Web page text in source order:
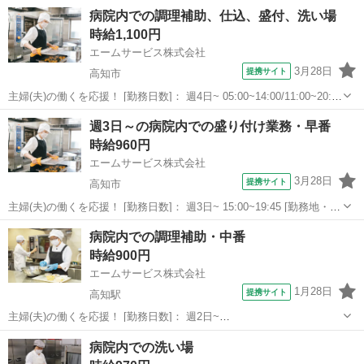
エームサービス株式会社＞ 高知駅徒歩1...
高知 高知市 その他
病院内での調理補助、仕込、盛付、洗い場
時給1,100円
エームサービス株式会社
高知市
提携サイト 3月28日
主婦(夫)の働くを応援！ [勤務日数]： 週4日~ 05:00~14:00/11:00~20:00
[勤務地・最寄駅]： 高知県高知市廿代町2-22 近森リハビリテーション
病院-3366 ＜エームサービス株式会社＞ 高...
高知 高知市 その他
週3日～の病院内での盛り付け業務・早番
時給960円
エームサービス株式会社
高知市
提携サイト 3月28日
主婦(夫)の働くを応援！ [勤務日数]： 週3日~ 15:00~19:45 [勤務地・最
寄駅]： 高知県高知市上町1丁目3-4 国吉病院-4413 ＜エームサービス
株式会社＞ 高知駅自動車10分 [職種名]：病院内で...
高知 高知市 その他
病院内での調理補助・中番
時給900円
エームサービス株式会社
高知駅
提携サイト 1月28日
主婦(夫)の働くを応援！ [勤務日数]： 週2日~
08:30~17:30/08:30~12:30/13:30~18:00 [勤務地・最寄駅]： 高知県高知
市大川筋1-1-16 近森病院本館-4433 ＜エームサービス...
高知 高知市 高知駅 その他
病院内での洗い場